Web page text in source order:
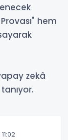
hem
zekâ